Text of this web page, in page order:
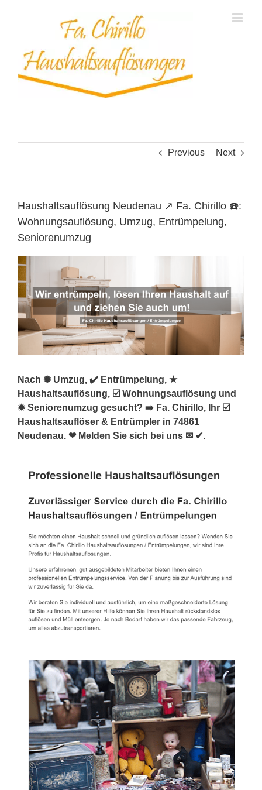
Previous Next
Haushaltsauflösung Neudenau ↗️ Fa. Chirillo ☎️:
Wohnungsauflösung, Umzug, Entrümpelung,
Seniorenumzug
Nach ✺ Umzug, ✔️ Entrümpelung, ★
Haushaltsauflösung, ☑️ Wohnungsauflösung und
✹ Seniorenumzug gesucht? ➡️ Fa. Chirillo, Ihr ☑️
Haushaltsauflöser & Entrümpler in 74861
Neudenau. ❤ Melden Sie sich bei uns ✉ ✔.